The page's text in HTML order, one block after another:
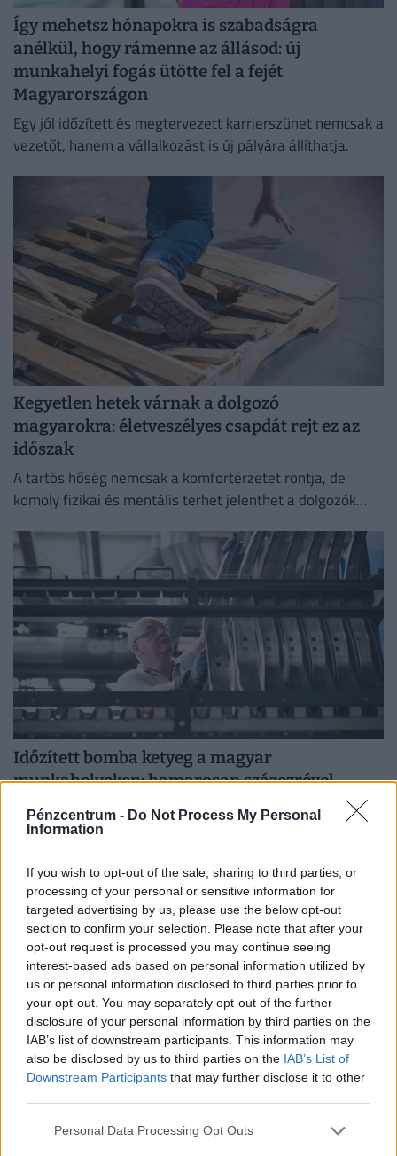
Pénzcentrum - Do Not Process My Personal
Information
If you wish to opt-out of the sale, sharing to third parties, or
processing of your personal or sensitive information for
targeted advertising by us, please use the below opt-out
section to confirm your selection. Please note that after your
opt-out request is processed you may continue seeing
interest-based ads based on personal information utilized by
us or personal information disclosed to third parties prior to
your opt-out. You may separately opt-out of the further
disclosure of your personal information by third parties on the
IAB’s list of downstream participants. This information may
also be disclosed by us to third parties on the IAB’s List of
Downstream Participants that may further disclose it to other
Personal Data Processing Opt Outs
Így mehetsz hónapokra is szabadságra
anélkül, hogy rámenne az állásod: új
munkahelyi fogás ütötte fel a fejét
Magyarországon
Egy jól időzített és megtervezett karrierszünet nemcsak a
vezetőt, hanem a vállalkozást is új pályára állíthatja.
Kegyetlen hetek várnak a dolgozó
magyarokra: életveszélyes csapdát rejt ez az
időszak
A tartós hőség nemcsak a komfortérzetet rontja, de
komoly fizikai és mentális terhet jelenthet a dolgozók
Időzített bomba ketyeg a magyar
munkahelyeken: hamarosan százezrével
tűnnek el a dolgozók
Bár a magyar munkaerőpiac látszólag stabil, hiszen a
pedig nem emelkedik drámai mértékben.
munkanapot a magyaroknak: váratlan javaslat